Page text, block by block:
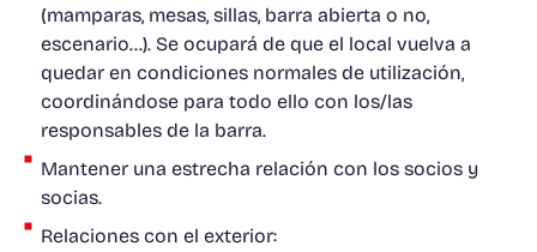
(mamparas, mesas, sillas, barra abierta o no,
escenario...). Se ocupará de que el local vuelva a
quedar en condiciones normales de utilización,
coordinándose para todo ello con los/las
responsables de la barra.
Mantener una estrecha relación con los socios y
socias.
Relaciones con el exterior: